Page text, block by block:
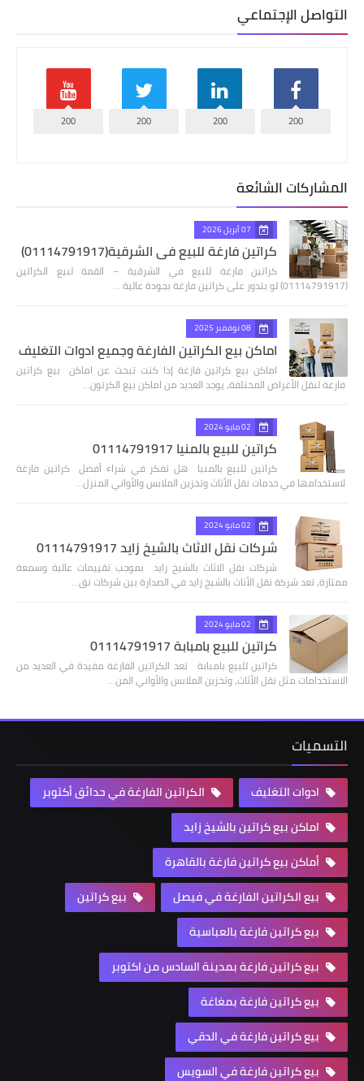
التواصل الإجتماعي
200
200
200
200
المشاركات الشائعة
07 أبريل 2026
كراتين فارغة للبيع في الشرقية(01114791917)
كراتين فارغة للبيع في الشرقية – القمة لبيع الكراتين
(01114791917) لو بتدور على كراتين فارغة بجودة عالية …
08 نوفمبر 2025
اماكن بيع الكراتين الفارغة وجميع ادوات التغليف
اماكن بيع كراتين فارغة إذا كنت تبحث عن اماكن بيع كراتين
فارغة لنقل الأغراض المختلفة، يوجد العديد من اماكن بيع الكرتون…
02 مايو 2024
كراتين للبيع بالمنيا 01114791917
كراتين للبيع بالمنيا هل تفكر في شراء أفضل كراتين فارغة
لاستخدامها في خدمات نقل الأثاث وتخزين الملابس والأواني المنزل…
02 مايو 2024
شركات نقل الاثاث بالشيخ زايد 01114791917
شركات نقل الاثاث بالشيخ زايد بموجب تقييمات عالية وسمعة
ممتازة، تعد شركة نقل الأثاث بالشيخ زايد في الصدارة بين شركات نق…
02 مايو 2024
كراتين للبيع بامبابة 01114791917
كراتين للبيع بامبابة تعد الكراتين الفارغة مفيدة في العديد من
الاستخدامات مثل نقل الأثاث، وتخزين الملابس والأواني المن…
التسميات
ادوات التغليف
الكراتين الفارغة في حدائق أكتوبر
اماكن بيع كراتين بالشيخ زايد
أماكن بيع كراتين فارغة بالقاهرة
بيع الكراتين الفارغة في فيصل
بيع كراتين
بيع كراتين فارغة بالعباسية
بيع كراتين فارغة بمدينة السادس من اكتوبر
بيع كراتين فارغة بمغاغة
بيع كراتين فارغة في الدقي
بيع كراتين فارغة في السويس